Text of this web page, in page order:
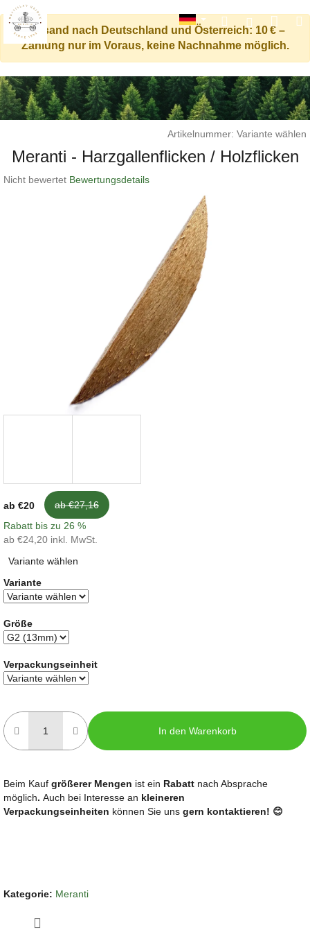
Versand nach Deutschland und Österreich: 10 € –
Zahlung nur im Voraus, keine Nachnahme möglich.
Zum
Inhalt
springen
Suchen
Artikelnummer: Variante wählen
Meranti - Harzgallenflicken / Holzflicken
Die
Nicht bewertet Bewertungsdetails
ab €20
ab €27,16
Rabatt bis zu 26 %
ab €24,20 inkl. MwSt.
Variante wählen
Variante
Größe
Verpackungseinheit
In den Warenkorb
Beim Kauf größerer Mengen ist ein Rabatt nach Absprache
möglich. Auch bei Interesse an kleineren
Verpackungseinheiten können Sie uns gern kontaktieren! 😊
Kategorie: Meranti